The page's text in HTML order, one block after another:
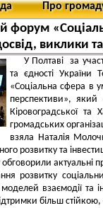
Про
форум
виклики
У Полтаві за
та єдності України
«Соціальна сфера в
перспективи», який
Кіровоградської та
громадських
взяла Наталія
розвитку та
актуальні
розвитку
взаємодії та
більш